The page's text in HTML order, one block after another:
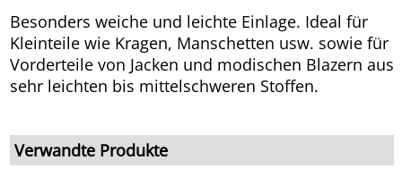
Besonders weiche und leichte Einlage. Ideal für
Kleinteile wie Kragen, Manschetten usw. sowie für
Vorderteile von Jacken und modischen Blazern aus
sehr leichten bis mittelschweren Stoffen.
Verwandte Produkte